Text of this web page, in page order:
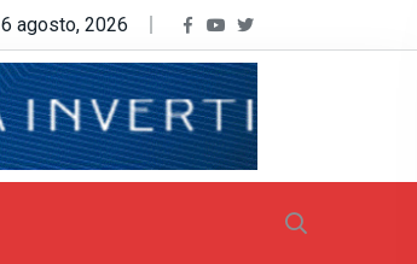
6 agosto, 2026